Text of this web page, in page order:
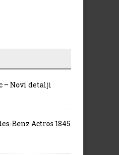
– Novi detalji
Benz Actros 1845